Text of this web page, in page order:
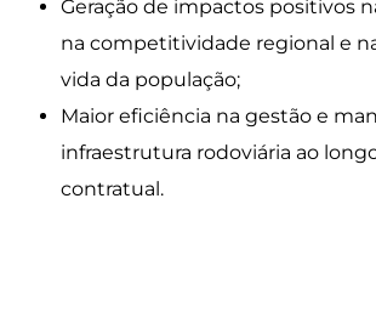
Geração de impactos positivos
na competitividade regional e
vida da população;
Maior eficiência na gestão e
infraestrutura rodoviária ao
contratual.